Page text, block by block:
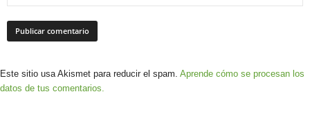
Este sitio usa Akismet para reducir el spam. Aprende cómo se procesan los
datos de tus comentarios.